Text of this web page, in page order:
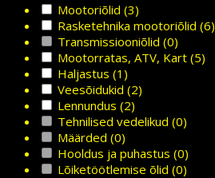
Mootoriõlid (3)
Rasketehnika mootoriõlid (6)
Transmissiooniõlid (0)
Mootorratas, ATV, Kart (5)
Haljastus (1)
Veesõidukid (2)
Lennundus (2)
Tehnilised vedelikud (0)
Määrded (0)
Hooldus ja puhastus (0)
Lõiketöötlemise õlid (0)